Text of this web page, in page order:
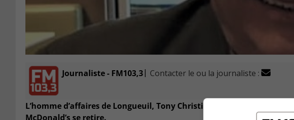
Journaliste - FM103,3| Contacter le ou la journaliste :
L’homme d’affaires de Longueuil, Tony Christidis, qui depuis
McDonald’s se retire.